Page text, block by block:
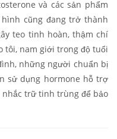
và các sản phẩm
cũng đang trở thành
teo tinh hoàn, thậm chí
tôi, nam giới trong độ tuổi
những người chuẩn bị
sử dụng hormone hỗ trợ
trữ tinh trùng để bảo